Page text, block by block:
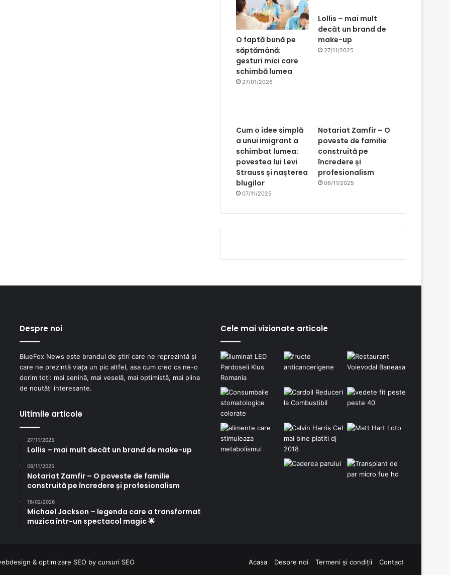
O faptă bună pe
săptămână:
gesturi mici care
schimbă lumea
27/01/2026
Lollis – mai mult
decât un brand de
make-up
27/11/2025
Cum o idee simplă
a unui imigrant a
schimbat lumea:
povestea lui Levi
Strauss și nașterea
blugilor
07/11/2025
Notariat Zamfir – O
poveste de familie
construită pe
încredere și
profesionalism
06/11/2025
Despre noi
BlueFox News este brandul de știri care ne reprezintă și
care ne prezintă viața un pic altfel, asa cum cred ca ne-o
dorim toți: mai senină, mai veselă, mai optimistă, mai plina
de noutăți interesante.
Ultimile articole
27/11/2025
Lollis – mai mult decât un brand de make-up
06/11/2025
Notariat Zamfir – O poveste de familie
construită pe încredere și profesionalism
16/02/2026
Michael Jackson – legenda care a transformat
muzica într-un spectacol magic 🌟
Cele mai vizionate articole
& optimizare SEO by cursuri SEO Acasa Despre noi Termeni și condiții Contact